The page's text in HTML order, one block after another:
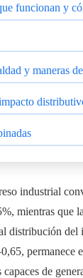
funcionan y
y maneras
industrial
mientras que
distribución
permanece
de